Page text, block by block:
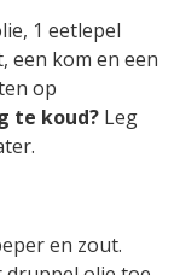
1 eetlepel
een kom en een
op
te koud? Leg
en zout.